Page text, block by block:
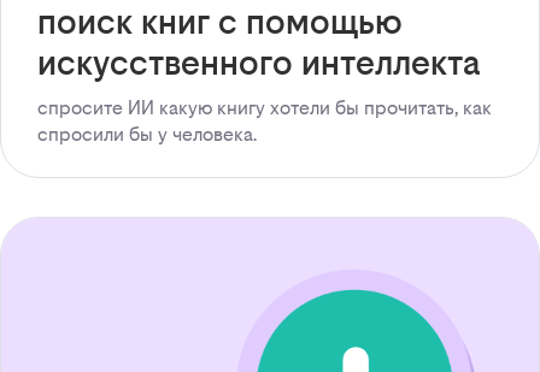
поиск книг с помощью
искусственного интеллекта
спросите ИИ какую книгу хотели бы прочитать, как
спросили бы у человека.